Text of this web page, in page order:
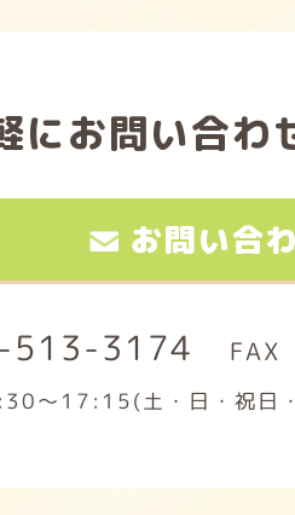
にお問い合わ
お問い合
513-3174
～17:15(土・日・祝日